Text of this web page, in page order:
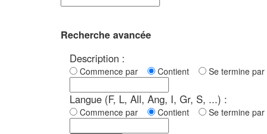
Recherche avancée
Description :
Commence par Contient Se termine par
Langue (F, L, All, Ang, I, Gr, S, ...) :
Commence par Contient Se termine par